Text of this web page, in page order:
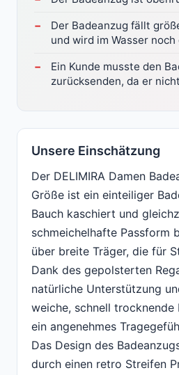
Der Badeanzug fällt
und wird im Wasser noch
Ein Kunde musste den
zurücksenden, da er
Unsere Einschätzung
Der DELIMIRA Damen
Größe ist ein einteiliger
Bauch kaschiert und
schmeichelhafte Passform
über breite Träger, die für
Dank des gepolsterten
natürliche Unterstützung
weiche, schnell
ein angenehmes
Das Design des
durch einen retro Streifen